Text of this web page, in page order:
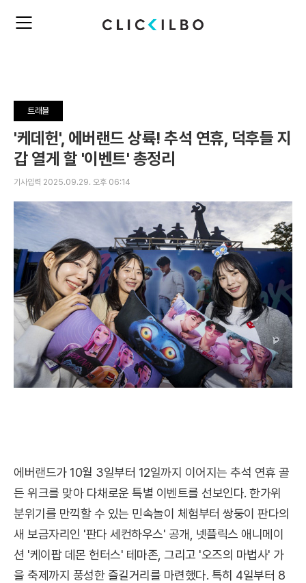
주
뉴
펼
치
기
트래블
'케데헌', 에버랜드 상륙! 추석 연휴, 덕후들 지
갑 열게 할 '이벤트' 총정리
기사입력 2025.09.29. 오후 06:14
에버랜드가 10월 3일부터 12일까지 이어지는 추석 연휴 골
든 위크를 맞아 다채로운 특별 이벤트를 선보인다. 한가위
분위기를 만끽할 수 있는 민속놀이 체험부터 쌍둥이 판다의
새 보금자리인 '판다 세컨하우스' 공개, 넷플릭스 애니메이
션 '케이팝 데몬 헌터스' 테마존, 그리고 '오즈의 마법사' 가
을 축제까지 풍성한 즐길거리를 마련했다. 특히 4일부터 8